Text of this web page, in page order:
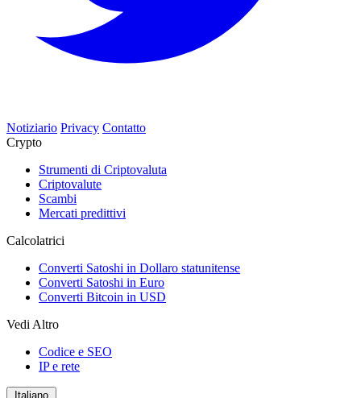
Notiziario Privacy Contatto
Crypto
Strumenti di Criptovaluta
Criptovalute
Scambi
Mercati predittivi
Calcolatrici
Converti Satoshi in Dollaro statunitense
Converti Satoshi in Euro
Converti Bitcoin in USD
Vedi Altro
Codice e SEO
IP e rete